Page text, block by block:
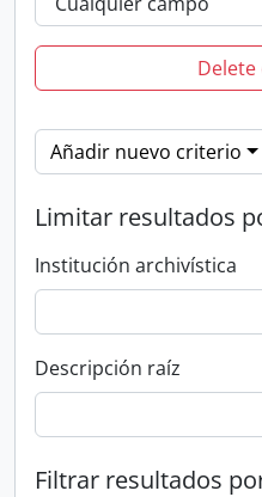
Añadir nuevo criterio
Limitar resultados
Institución archivística
Descripción raíz
Filtrar resultados